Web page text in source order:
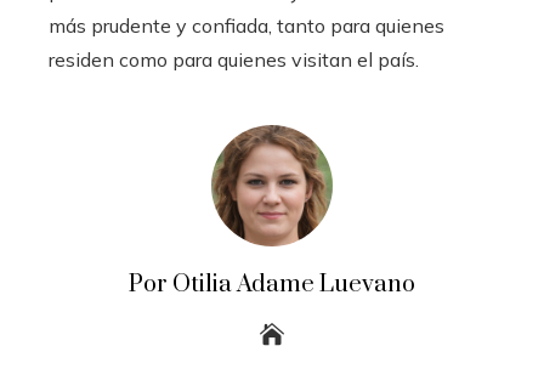
más prudente y confiada, tanto para quienes
residen como para quienes visitan el país.
Por Otilia Adame Luevano